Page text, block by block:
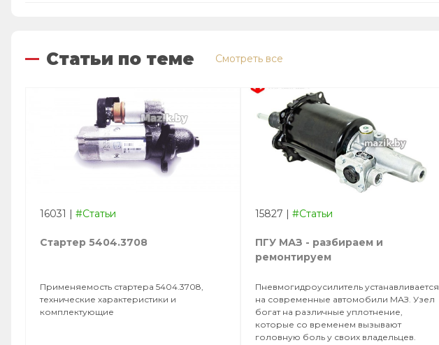
Статьи по теме Смотреть все
16031 | #Статьи
Стартер 5404.3708
Применяемость стартера 5404.3708,
технические характеристики и
комплектующие
15827 | #Статьи
ПГУ МАЗ - разбираем и
ремонтируем
Пневмогидроусилитель устанавливается
на современные автомобили МАЗ. Узел
богат на различные уплотнение,
которые со временем вызывают
головную боль у своих владельцев.